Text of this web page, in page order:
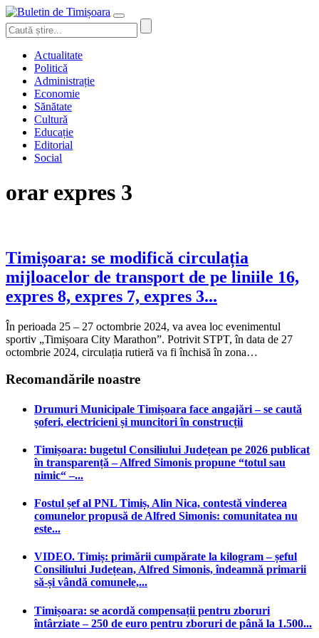
Actualitate
Politică
Administrație
Economie
Sănătate
Cultură
Educație
Editorial
Social
orar expres 3
Timișoara: se modifică circulația
mijloacelor de transport de pe liniile 16,
expres 8, expres 7, expres 3...
În perioada 25 – 27 octombrie 2024, va avea loc evenimentul
sportiv „Timișoara City Marathon”. Potrivit STPT, în data de 27
octombrie 2024, circulația rutieră va fi închisă în zona…
Recomandările noastre
Drumuri Municipale Timișoara face angajări – se caută
șoferi, electricieni și muncitori în construcții
Timișoara: bugetul Consiliului Județean pe 2026 publicat
în transparență – Alfred Simonis propune “totul sau
nimic“ –...
Fostul șef al PNL Timiș, Alin Nica, contestă vinderea
comunelor propusă de Alfred Simonis: comunitatea nu
este...
VIDEO. Timiș: primării cumpărate la kilogram – șeful
Consiliului Județean, Alfred Simonis, îndeamnă primarii
să-și vândă comunele,...
Timișoara: se acordă compensații pentru zboruri
întârziate – 250 de euro pentru zboruri de până la 1.500...